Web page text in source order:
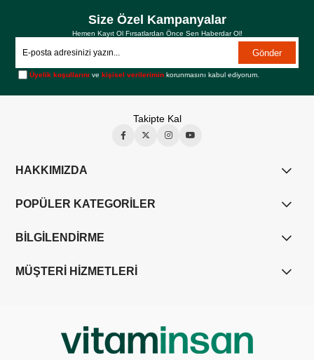
Size Özel Kampanyalar
Hemen Kayıt Ol Fırsatlardan Önce Sen Haberdar Ol!
Gönder
Üyelik koşullarını vekişisel verilerimin korunmasını kabul ediyorum.
Takipte Kal
HAKKIMIZDA
POPÜLER KATEGORİLER
BİLGİLENDİRME
MÜŞTERİ HİZMETLERİ